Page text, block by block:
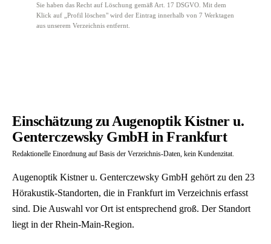
Sie haben das Recht auf Löschung gemäß Art. 17 DSGVO. Mit dem
Klick auf „Profil löschen" wird der Eintrag innerhalb von 7 Werktagen
aus unserem Verzeichnis entfernt.
Einschätzung zu Augenoptik Kistner u.
Genterczewsky GmbH in Frankfurt
Redaktionelle Einordnung auf Basis der Verzeichnis-Daten, kein Kundenzitat.
Augenoptik Kistner u. Genterczewsky GmbH gehört zu den 23
Hörakustik-Standorten, die in Frankfurt im Verzeichnis erfasst
sind. Die Auswahl vor Ort ist entsprechend groß. Der Standort
liegt in der Rhein-Main-Region.